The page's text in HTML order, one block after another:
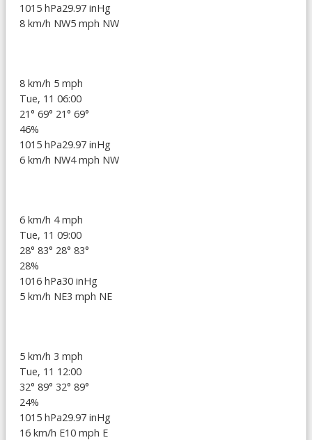
1015 hPa29.97 inHg
8 km/h NW5 mph NW
8 km/h 5 mph
Tue, 11 06:00
21° 69° 21° 69°
46%
1015 hPa29.97 inHg
6 km/h NW4 mph NW
6 km/h 4 mph
Tue, 11 09:00
28° 83° 28° 83°
28%
1016 hPa30 inHg
5 km/h NE3 mph NE
5 km/h 3 mph
Tue, 11 12:00
32° 89° 32° 89°
24%
1015 hPa29.97 inHg
16 km/h E10 mph E